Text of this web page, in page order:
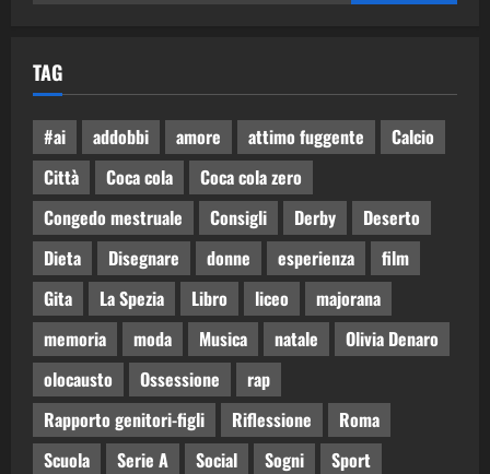
TAG
#ai addobbi amore attimo fuggente
Calcio
Città
Coca cola
Coca cola zero
Congedo mestruale
Consigli Derby
Deserto
Dieta
Disegnare donne esperienza
film
Gita
La Spezia Libro liceo
majorana
memoria
moda Musica natale
Olivia Denaro
olocausto
Ossessione
rap
Rapporto genitori-figli
Riflessione
Roma
Scuola
Serie A Social Sogni Sport